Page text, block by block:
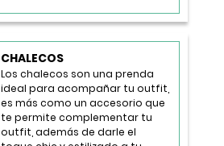
CHALECOS
Los chalecos son una prenda
ideal para acompañar tu outfit,
es más como un accesorio que
te permite complementar tu
outfit, además de darle el